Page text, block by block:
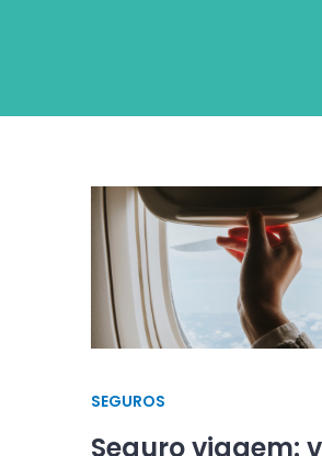
SEGUROS
Seguro viagem: